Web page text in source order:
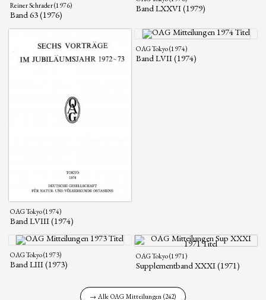
Reiner Schrader (1976)
Band 63 (1976)
Band LXXVI (1979)
OAG Tokyo (1974)
Band LVIII (1974)
OAG Tokyo (1974)
Band LVII (1974)
OAG Tokyo (1973)
Band LIII (1973)
OAG Tokyo (1971)
Supplementband XXXI (1971)
→ Alle OAG Mitteilungen (242)